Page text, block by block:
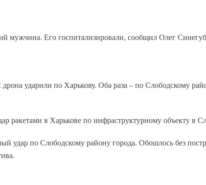
мужчина. Его госпитализировали, сообщил Олег
ударили по Харькову. Оба раза – по Слободскому
ракетами в Харькове по инфраструктурному объекту в
удар по Слободскому району города. Обошлось без